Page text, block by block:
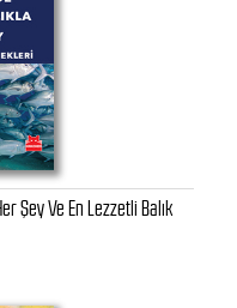
Şey Ve En Lezzetli Balık